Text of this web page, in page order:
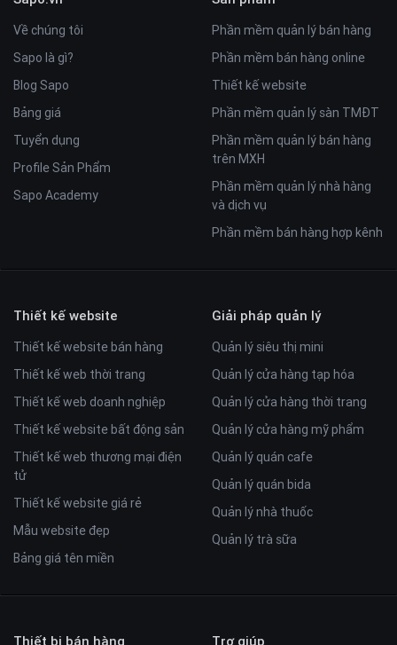
Về chúng tôi
Sapo là gì?
Blog Sapo
Bảng giá
Tuyển dụng
Profile Sản Phẩm
Sapo Academy
Phần mềm quản lý bán hàng
Phần mềm bán hàng online
Thiết kế website
Phần mềm quản lý sàn TMĐT
Phần mềm quản lý bán hàng
trên MXH
Phần mềm quản lý nhà hàng
và dịch vụ
Phần mềm bán hàng hợp kênh
Thiết kế website
Thiết kế website bán hàng
Thiết kế web thời trang
Thiết kế web doanh nghiệp
Thiết kế website bất động sản
Thiết kế web thương mại điện
tử
Thiết kế website giá rẻ
Mẫu website đẹp
Bảng giá tên miền
Giải pháp quản lý
Quản lý siêu thị mini
Quản lý cửa hàng tạp hóa
Quản lý cửa hàng thời trang
Quản lý cửa hàng mỹ phẩm
Quản lý quán cafe
Quản lý quán bida
Quản lý nhà thuốc
Quản lý trà sữa
Thiết bị bán hàng Trợ giúp